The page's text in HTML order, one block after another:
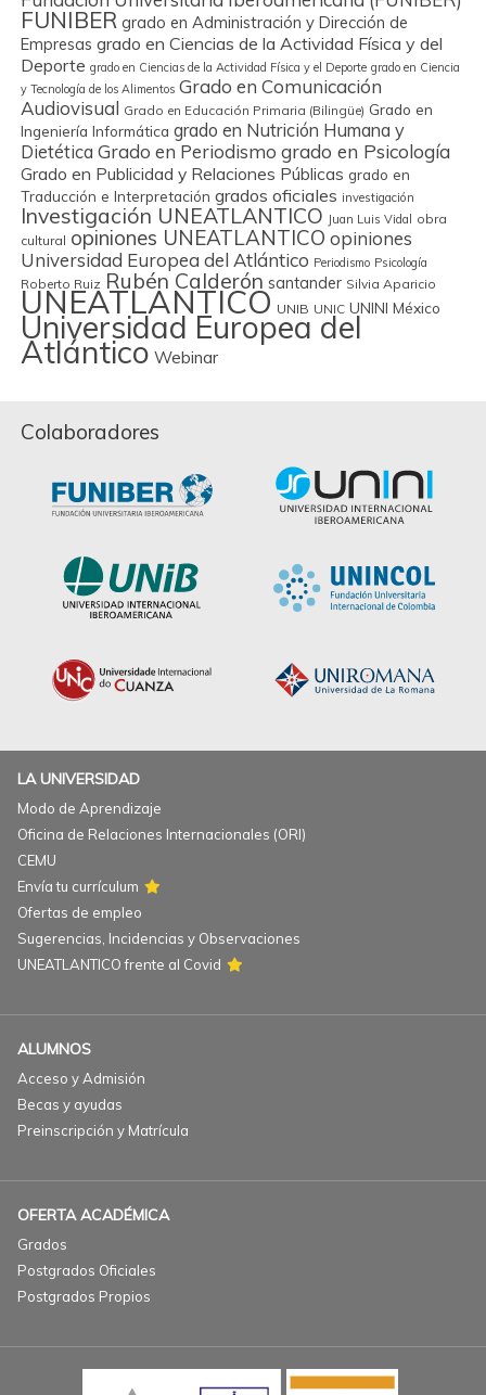
FUNIBER grado en Administración y Dirección de
Empresas grado en Ciencias de la Actividad Física y del
Deporte grado en Ciencias de la Actividad Física y el Deporte grado en Ciencia
y Tecnología de los Alimentos Grado en Comunicación
Audiovisual Grado en Educación Primaria (Bilingüe) Grado en
Ingeniería Informática grado en Nutrición Humana y
Dietética Grado en Periodismo grado en Psicología
Grado en Publicidad y Relaciones Públicas grado en
Traducción e Interpretación grados oficiales investigación
Investigación UNEATLANTICO Juan Luis Vidal
obra
cultural opiniones UNEATLANTICO opiniones
Universidad Europea del Atlántico Periodismo Psicología
Roberto Ruiz Rubén Calderón santander Silvia Aparicio
UNEATLANTICO UNIB UNIC UNINI México
Universidad Europea del
Atlántico Webinar
Colaboradores
LA UNIVERSIDAD
Modo de Aprendizaje
Oficina de Relaciones Internacionales (ORI)
CEMU
Envía tu currículum
Ofertas de empleo
Sugerencias, Incidencias y Observaciones
UNEATLANTICO frente al Covid
ALUMNOS
Acceso y Admisión
Becas y ayudas
Preinscripción y Matrícula
OFERTA ACADÉMICA
Grados
Postgrados Oficiales
Postgrados Propios